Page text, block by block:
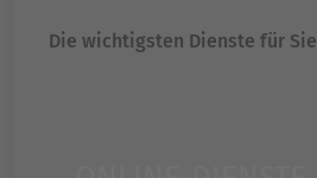
Die wichtigsten Dienste für Sie